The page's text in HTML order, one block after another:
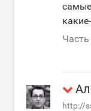
http://